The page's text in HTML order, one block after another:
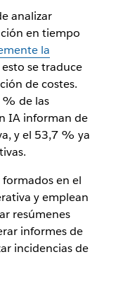
analizar
en tiempo
la
esto se traduce
de costes.
% de las
IA informan de
y el 53,7 % ya
formados en el
y emplean
resúmenes
informes de
incidencias de